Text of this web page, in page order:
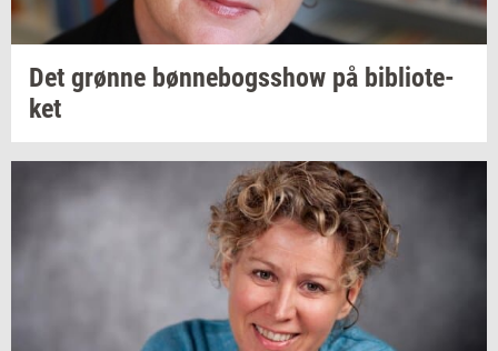
Det grøn­ne bøn­ne­bogsshow på bi­bli­o­te­
ket